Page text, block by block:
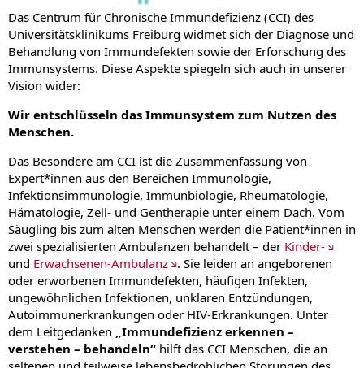
Das Centrum für Chronische Immundefizienz (CCI) des
Universitätsklinikums Freiburg widmet sich der Diagnose und
Behandlung von Immundefekten sowie der Erforschung des
Immunsystems. Diese Aspekte spiegeln sich auch in unserer
Vision wider:
Wir entschlüsseln das Immunsystem zum Nutzen des
Menschen.
Das Besondere am CCI ist die Zusammenfassung von
Expert*innen aus den Bereichen Immunologie,
Infektionsimmunologie, Immunbiologie, Rheumatologie,
Hämatologie, Zell- und Gentherapie unter einem Dach. Vom
Säugling bis zum alten Menschen werden die Patient*innen in
zwei spezialisierten Ambulanzen behandelt – der Kinder-
und Erwachsenen-Ambulanz . Sie leiden an angeborenen
oder erworbenen Immundefekten, häufigen Infekten,
ungewöhnlichen Infektionen, unklaren Entzündungen,
Autoimmunerkrankungen oder HIV-Erkrankungen. Unter
dem Leitgedanken
„Immundefizienz erkennen –
verstehen – behandeln“ hilft das CCI Menschen, die an